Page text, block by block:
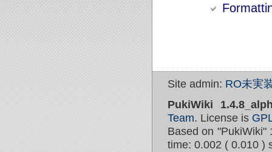
Site admin: RO未実
PukiWiki
Team. License is
Based on "PukiWiki"
time: 0.002 ( 0.010 )